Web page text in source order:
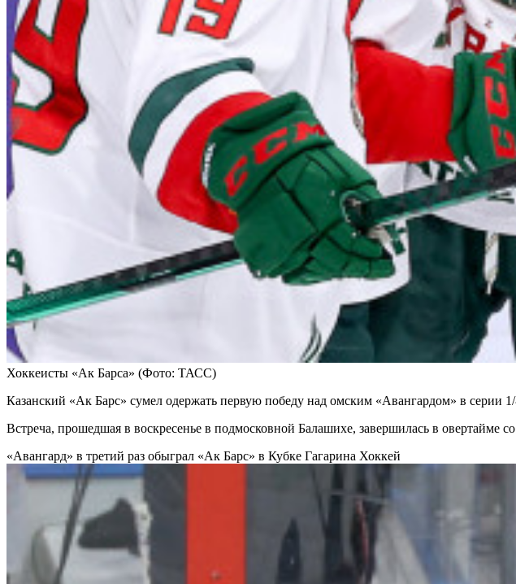
Хоккеисты «Ак Барса» (Фото: ТАСС)
Казанский «Ак Барс» сумел одержать первую победу над омским «Авангардом» в серии
Встреча, прошедшая в воскресенье в подмосковной Балашихе, завершилась в овертайме
«Авангард» в третий раз обыграл «Ак Барс» в Кубке Гагарина Хоккей